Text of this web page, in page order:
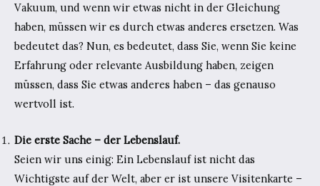
Vakuum, und wenn wir etwas nicht in der Gleichung
haben, müssen wir es durch etwas anderes ersetzen. Was
bedeutet das? Nun, es bedeutet, dass Sie, wenn Sie keine
Erfahrung oder relevante Ausbildung haben, zeigen
müssen, dass Sie etwas anderes haben – das genauso
wertvoll ist.
Die erste Sache – der Lebenslauf.
Seien wir uns einig: Ein Lebenslauf ist nicht das
Wichtigste auf der Welt, aber er ist unsere Visitenkarte –